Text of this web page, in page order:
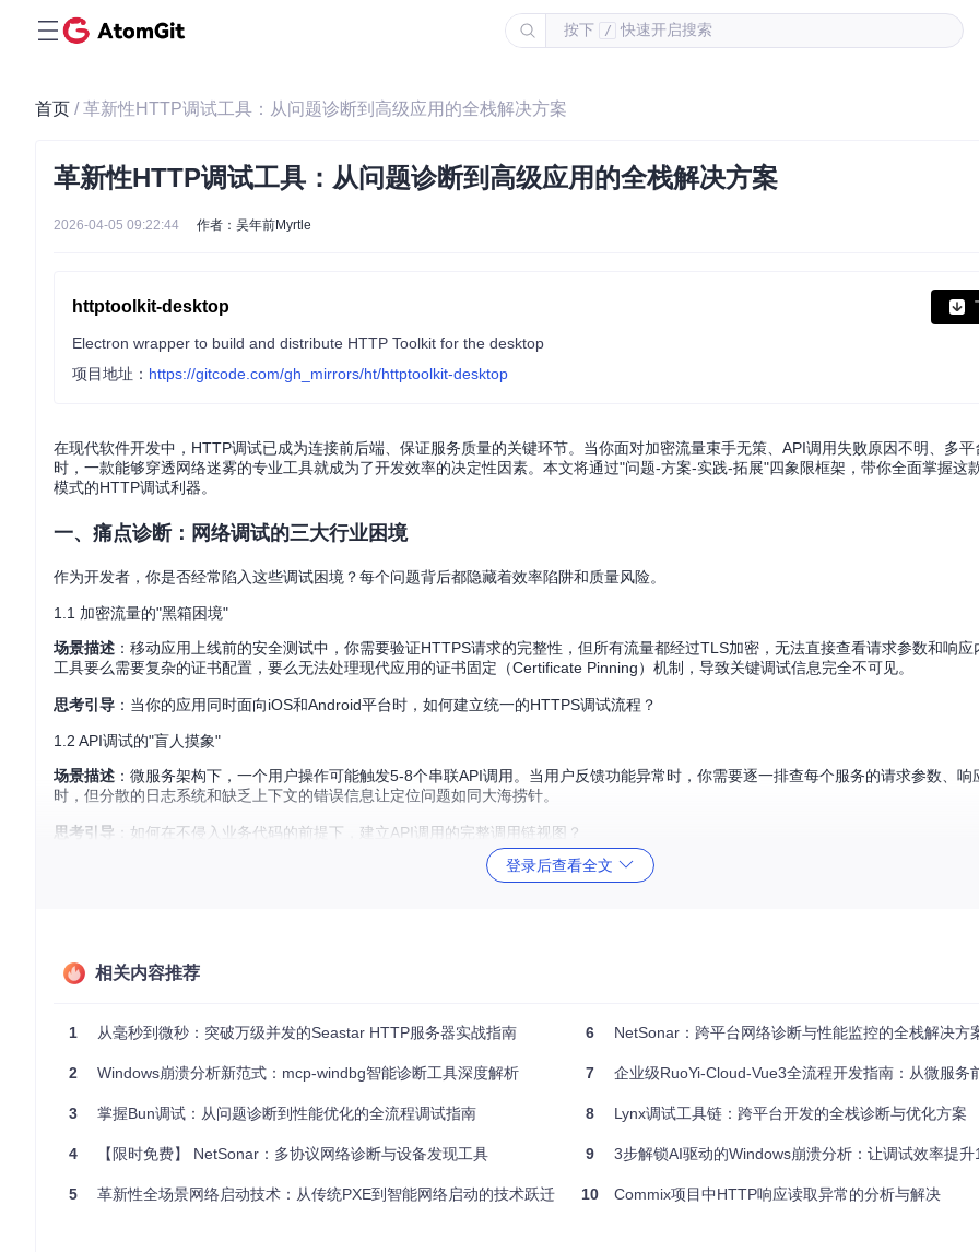
按下 / 快速开启搜索
首页 / 革新性HTTP调试工具：从问题诊断到高级应用的全栈解决方案
革新性HTTP调试工具：从问题诊断到高级应用的全栈解决方案
2026-04-05 09:22:44 作者：吴年前Myrtle
httptoolkit-desktop
Electron wrapper to build and distribute HTTP Toolkit for the desktop
项目地址： https://gitcode.com/gh_mirrors/ht/httptoolkit-desktop
在现代软件开发中，HTTP调试已成为连接前后端、保证服务质量的关键环节。当你面对加密流量束手无策、API调用失败原因不明、多
时，一款能够穿透网络迷雾的专业工具就成为了开发效率的决定性因素。本文将通过"问题-方案-实践-拓展"四象限框架，带你全面掌握这
模式的HTTP调试利器。
一、痛点诊断：网络调试的三大行业困境
作为开发者，你是否经常陷入这些调试困境？每个问题背后都隐藏着效率陷阱和质量风险。
1.1 加密流量的"黑箱困境"
场景描述 ：移动应用上线前的安全测试中，你需要验证HTTPS请求的完整性，但所有流量都经过TLS加密，无法直接查看请求参数和响
工具要么需要复杂的证书配置，要么无法处理现代应用的证书固定（Certificate Pinning）机制，导致关键调试信息完全不可见。
思考引导 ：当你的应用同时面向iOS和Android平台时，如何建立统一的HTTPS调试流程？
1.2 API调试的"盲人摸象"
场景描述 ：微服务架构下，一个用户操作可能触发5-8个串联API调用。当用户反馈功能异常时，你需要逐一排查每个服务的请求参数、响
时，但分散的日志系统和缺乏上下文的错误信息让定位问题如同大海捞针。
思考引导 ：如何在不侵入业务代码的前提下，建立API调用的完整调用链视图？
思考引导 ：如何构建一个能够快速切换环境配置并模拟各种网络异常的调试环境？
智能流量捕获
基于MITM（中间人攻击）技术的透明代理
如何无侵入式捕获不同设备/应用的网络流量
请求全息分析
协议解析+可视化呈现 API性能优化
如何快速定位请求延迟的具体环节
动态规则引擎
基于条件表达式的请求拦截系统 多环境测试
如何在不修改代码的情况下模拟各种请求场景
登录后查看全文
相关内容推荐
1 从毫秒到微秒：突破万级并发的Seastar HTTP服务器实战指南
2 Windows崩溃分析新范式：mcp-windbg智能诊断工具深度解析
3 掌握Bun调试：从问题诊断到性能优化的全流程调试指南
4 【限时免费】 NetSonar：多协议网络诊断与设备发现工具
5 革新性全场景网络启动技术：从传统PXE到智能网络启动的技术跃迁
6 NetSonar：跨平台网络诊断与性能监控的全栈解决方
7 企业级RuoYi-Cloud-Vue3全流程开发指南：从微服务前端架构
8 Lynx调试工具链：跨平台开发的全栈诊断与优化方案
9 3步解锁AI驱动的Windows崩溃分析：让调试效率提升10倍的MCP-
10 Commix项目中HTTP响应读取异常的分析与解决